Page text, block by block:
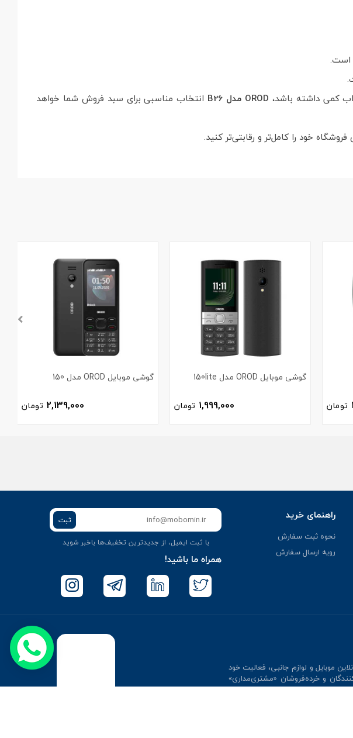
است.
کمی داشته باشد، OROD مدل B26
انتخاب مناسبی برای سبد فروش شما خواهد
خود را کامل‌تر و رقابتی‌تر کنید.
تومان
گوشی موبایل OROD مدل 150lite
1,999,000 تومان
گوشی موبایل OROD مدل 150
2,139,000 تومان
راهنمای خرید
نحوه ثبت سفارش
رویه ارسال سفارش
ثبت
با ثبت ایمیل، از جدید‌ترین تخفیف‌ها با‌خبر شوید
همراه ما باشید!
موبایل و لوازم جانبی، فعالیت خود
و خرده‌فروشان «مشتری‌مداری»
ارزش است...بیشتر بخوانید